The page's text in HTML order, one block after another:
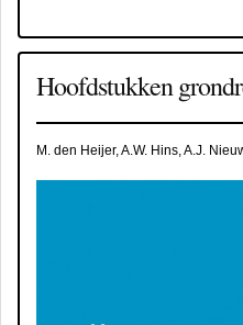
Hoofdstukken
M. den Heijer, A.W. Hins, A.J.